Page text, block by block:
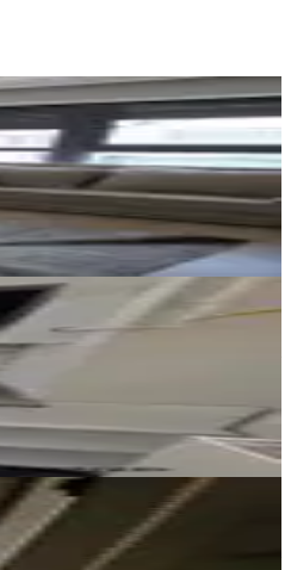
Akad GayrimenkulZeki Buzgan
Ara
AZM EMLAK